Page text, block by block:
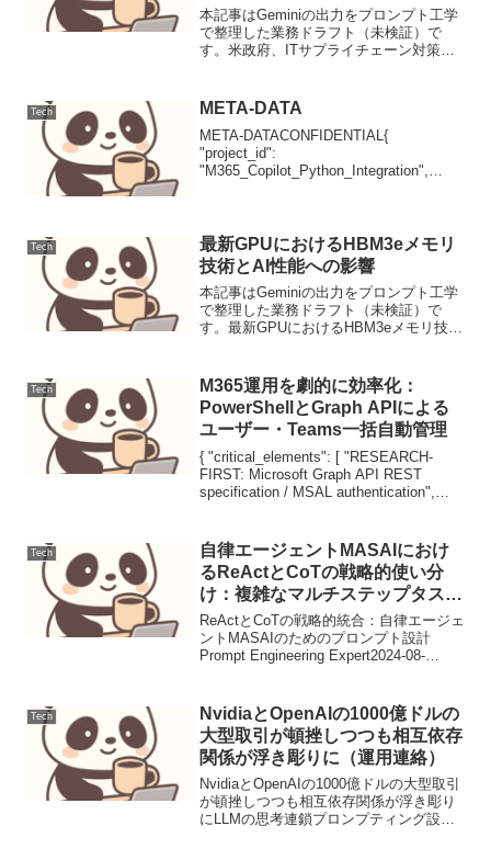
26-05を公表
本記事はGeminiの出力をプロンプト工学
で整理した業務ドラフト（未検証）で
す。米政府、ITサプライチェーン対策を
府はITサプライチェーンの安全確保に向
Tech META-DATA
META-DATACONFIDENTIAL{
"project_id":
"M365_Copilot_Python_Integration",
Tech
最新GPUにおけるHBM3eメモリ
技術とAI性能への影響
本記事はGeminiの出力をプロンプト工学
で整理した業務ドラフト（未検証）で
す。最新GPUにおけるHBM3eメモリ技術
が、NVIDIAの最新AI向けGPUに採用...
Tech
M365運用を劇的に効率化：
PowerShellとGraph APIによる
ユーザー・Teams一括自動管理
{ "critical_elements": [ "RESEARCH-
FIRST: Microsoft Graph API REST
specification / MSAL authentication",
Tech
自律エージェントMASAIにおけ
るReActとCoTの戦略的使い分
け：複雑なマルチステップタスク
を完遂させる最適プロンプト設計
ReActとCoTの戦略的統合：自律エージェ
ントMASAIのためのプロンプト設計
Prompt Engineering Expert2024-08-
Tech
NvidiaとOpenAIの1000億ドルの
大型取引が頓挫しつつも相互依存
関係が浮き彫りに（運用連絡）
NvidiaとOpenAIの1000億ドルの大型取引
が頓挫しつつも相互依存関係が浮き彫り
にLLMの思考連鎖プロンプティング設計